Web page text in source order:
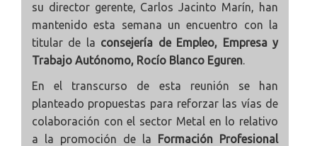
su director gerente, Carlos Jacinto Marín, han
mantenido esta semana un encuentro con la
titular de la consejería de Empleo, Empresa y
Trabajo Autónomo, Rocío Blanco Eguren.
En el transcurso de esta reunión se han
planteado propuestas para reforzar las vías de
colaboración con el sector Metal en lo relativo
a la promoción de la Formación Profesional